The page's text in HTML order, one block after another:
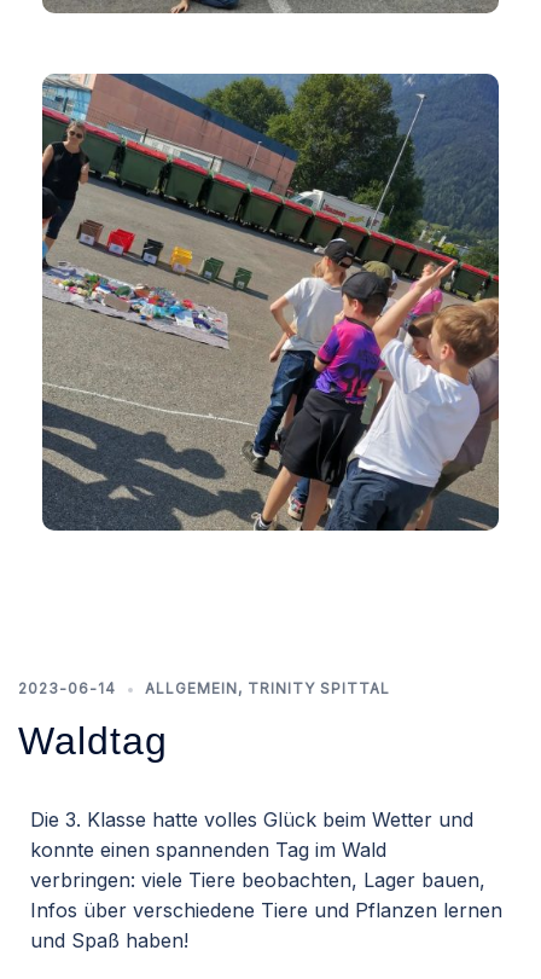
2023-06-14 ALLGEMEIN, TRINITY SPITTAL
Waldtag
Die 3. Klasse hatte volles Glück beim Wetter und
konnte einen spannenden Tag im Wald
verbringen: viele Tiere beobachten, Lager bauen,
Infos über verschiedene Tiere und Pflanzen lernen
und Spaß haben!